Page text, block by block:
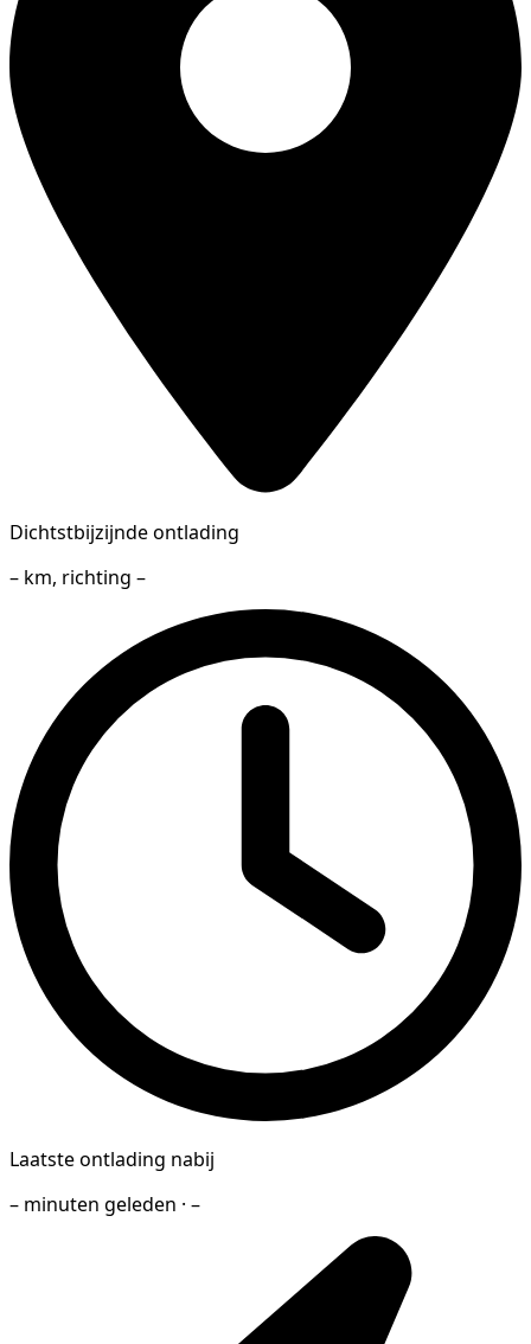
Dichtstbijzijnde ontlading
– km, richting –
Laatste ontlading nabij
– minuten geleden · –